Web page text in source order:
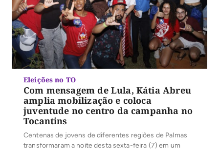
Eleições no TO
Com mensagem de Lula, Kátia Abreu
amplia mobilização e coloca
juventude no centro da campanha no
Tocantins
Centenas de jovens de diferentes regiões de Palmas
transformaram a noite desta sexta-feira (7) em um